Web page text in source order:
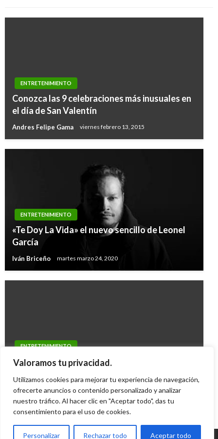
Valoramos tu privacidad.
Utilizamos cookies para mejorar tu experiencia de navegación,
ofrecerte anuncios o contenido personalizado y analizar
nuestro tráfico. Al hacer clic en "Aceptar todo", das tu
consentimiento para el uso de cookies.
Personalizar Rechazar todo Aceptar todo
ENTRETENIMIENTO
Conozca las 9 celebraciones más inusuales en
el día de San Valentín
Andres Felipe Gama viernes febrero 13, 2015
ENTRETENIMIENTO
«Te Doy La Vida» el nuevo sencillo de Leonel
García
Iván Briceño martes marzo 24, 2020
ENTRETENIMIENTO
Lo último de Woody Allen «Blue Jasmine»
Margarita Bedoya jueves octubre 17, 2013